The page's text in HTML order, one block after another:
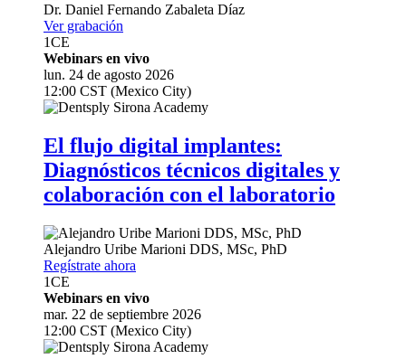
Dr. Daniel Fernando Zabaleta Díaz
Ver grabación
1CE
Webinars en vivo
lun. 24 de agosto 2026
12:00 CST (Mexico City)
El flujo digital implantes:
Diagnósticos técnicos digitales y
colaboración con el laboratorio
Alejandro Uribe Marioni DDS, MSc, PhD
Regístrate ahora
1CE
Webinars en vivo
mar. 22 de septiembre 2026
12:00 CST (Mexico City)